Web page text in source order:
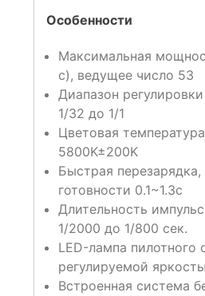
Особенности
Максимальная
с), ведущее число 53
Диапазон
1/32 до 1/1
Цветовая
5800K±200K
Быстрая
готовности 0.1~1.3с
Длительность
1/2000 до 1/800 сек.
LED-лампа пилотного
регулируемой
Встроенная система